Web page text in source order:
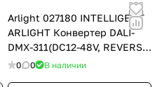
Arlight 027180 INTELLIGENT
ARLIGHT Конвертер DALI-
DMX-311(DC12-48V, REVERS)
(IARL, -)
0 0 В наличии